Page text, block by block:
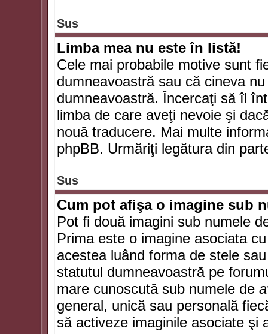
Sus
Limba mea nu este în listă!
Cele mai probabile motive sunt
dumneavoastră sau că cineva
dumneavoastră. Încercaţi să îl
limba de care aveţi nevoie şi
nouă traducere. Mai multe
phpBB. Urmăriţi legătura din
Sus
Cum pot afişa o imagine sub
Pot fi două imagini sub numele
Prima este o imagine asociata
acestea luând forma de stele
statutul dumneavoastră pe
mare cunoscută sub numele de
general, unică sau personală
să activeze imaginile asociate şi